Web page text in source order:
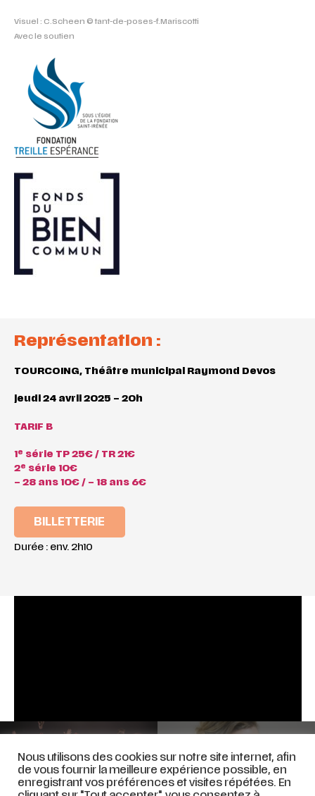
Visuel : C.Scheen © tant-de-poses-f.Mariscotti
Avec le soutien
Représentation :
TOURCOING, Théâtre municipal Raymond Devos
jeudi 24 avril 2025 – 20h
TARIF B
1e série TP 25€ / TR 21€
2e série 10€
– 28 ans 10€ / – 18 ans 6€
BILLETTERIE
Durée : env. 2h10
OUÏR L’INOUÏ – 05 avril 2025
BACH, Cantates pour
Weimar – 25 avril 2025
Nous utilisons des cookies sur notre site internet, afin
de vous fournir la meilleure expérience possible, en
enregistrant vos préférences et visites répétées. En